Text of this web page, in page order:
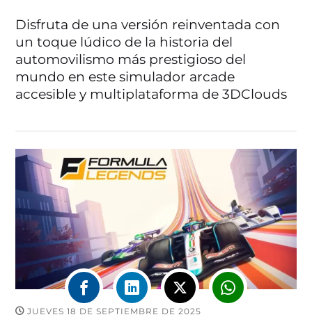
Disfruta de una versión reinventada con
un toque lúdico de la historia del
automovilismo más prestigioso del
mundo en este simulador arcade
accesible y multiplataforma de 3DClouds
JUEVES 18 DE SEPTIEMBRE DE 2025